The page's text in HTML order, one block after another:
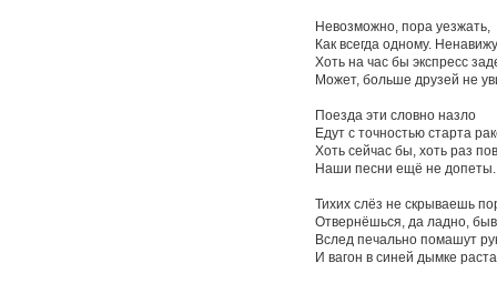
Невозможно, пора уезжать,
Как всегда одному.
Хоть на час бы экспресс
Может, больше друзей не
Поезда эти словно назло
Едут с точностью старта
Хоть сейчас бы, хоть раз
Наши песни ещё не допеты.
Тихих слёз не скрываешь
Отвернёшься, да ладно,
Вслед печально помашут
И вагон в синей дымке